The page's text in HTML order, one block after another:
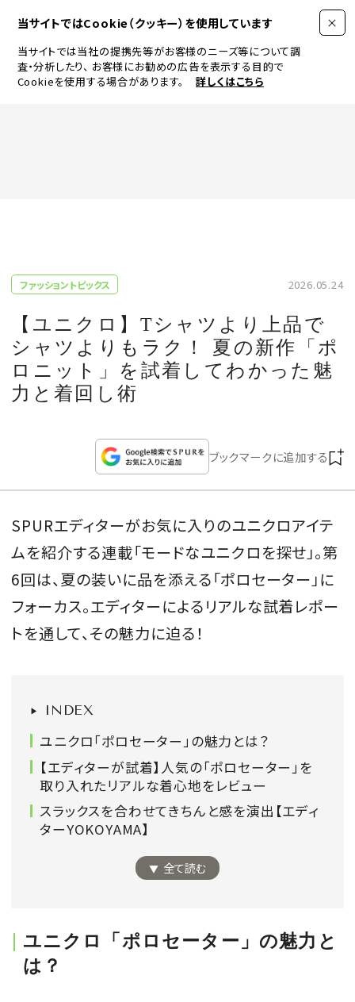
当サイトではCookie（クッキー）を使用しています
当サイトでは当社の提携先等がお客様のニーズ等について調
査・分析したり、 お客様にお勧めの広告を表示する目的で
Cookieを使用する場合があります。
詳しくはこちら
JEWELRY & WATCH
LIFESTYLE
CULTURE
COLLECTION
FORTUNE
SDGs
会員登録
Log in or Sign up
SPUR読者のためのメンバーシッププログラム
「The SPUR Club」。便利な機能と特典を無料で楽し
FOLLOW US
ファッショントピックス 2026.05.24
【ユニクロ】Tシャツより上品で
シャツよりもラク！ 夏の新作「ポ
ロニット」を試着してわかった魅
力と着回し術
ブックマークに追加する
SPURエディターがお気に入りのユニクロアイテ
ムを紹介する連載「モードなユニクロを探せ」。第
6回は、夏の装いに品を添える「ポロセーター」に
フォーカス。エディターによるリアルな試着レポー
トを通して、その魅力に迫る！
INDEX
ユニクロ「ポロセーター」の魅力とは？
【エディターが試着】人気の「ポロセーター」を
取り入れたリアルな着心地をレビュー
スラックスを合わせてきちんと感を演出【エディ
ターYOKOYAMA】
全て読む
ユニクロ「ポロセーター」の魅力と
は？